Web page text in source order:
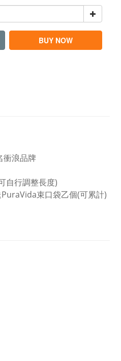
BUY NOW
衝浪品牌
自行調整長度)
束口袋乙個(可累計)